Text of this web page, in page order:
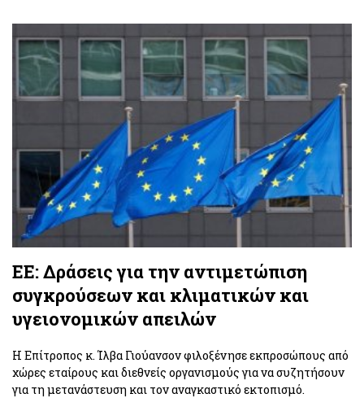
ΕΕ: Δράσεις για την αντιμετώπιση
συγκρούσεων και κλιματικών και
υγειονομικών απειλών
Η Επίτροπος κ. Ίλβα Γιούανσον φιλοξένησε εκπροσώπους από
χώρες εταίρους και διεθνείς οργανισμούς για να συζητήσουν
για τη μετανάστευση και τον αναγκαστικό εκτοπισμό.